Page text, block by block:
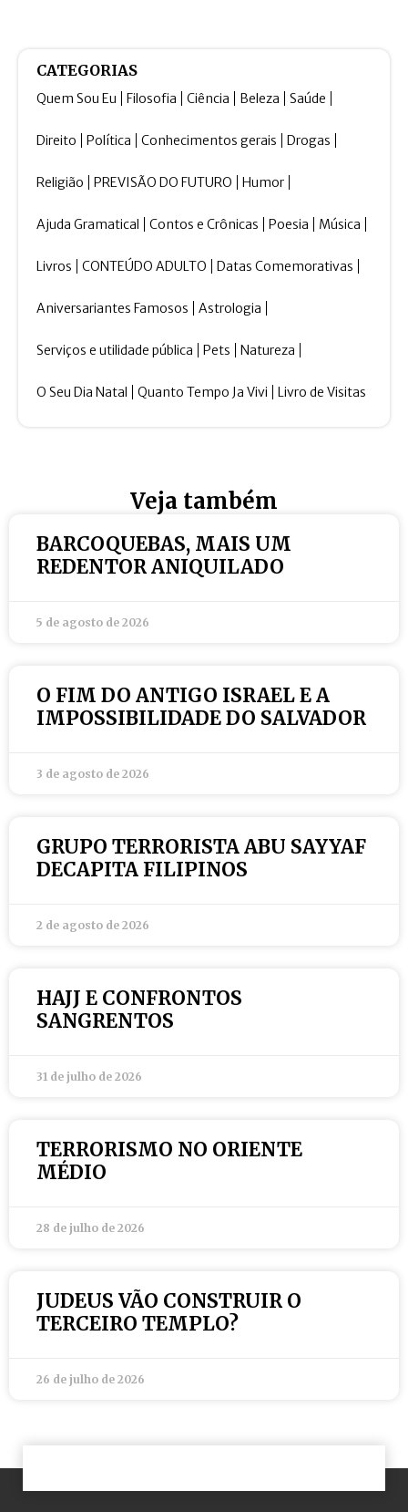
CATEGORIAS
Quem Sou Eu Filosofia Ciência Beleza Saúde
Direito Política Conhecimentos gerais Drogas
Religião PREVISÃO DO FUTURO Humor
Ajuda Gramatical Contos e Crônicas Poesia Música
Livros CONTEÚDO ADULTO Datas Comemorativas
Aniversariantes Famosos Astrologia
Serviços e utilidade pública Pets Natureza
O Seu Dia Natal Quanto Tempo Ja Vivi Livro de Visitas
Veja também
BARCOQUEBAS, MAIS UM
REDENTOR ANIQUILADO
5 de agosto de 2026
O FIM DO ANTIGO ISRAEL E A
IMPOSSIBILIDADE DO SALVADOR
3 de agosto de 2026
GRUPO TERRORISTA ABU SAYYAF
DECAPITA FILIPINOS
2 de agosto de 2026
HAJJ E CONFRONTOS
SANGRENTOS
31 de julho de 2026
TERRORISMO NO ORIENTE
MÉDIO
28 de julho de 2026
JUDEUS VÃO CONSTRUIR O
TERCEIRO TEMPLO?
26 de julho de 2026